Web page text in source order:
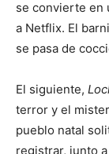
se convierte en
a Netflix. El
se pasa de
El siguiente,
terror y el
pueblo natal
registrar, junto